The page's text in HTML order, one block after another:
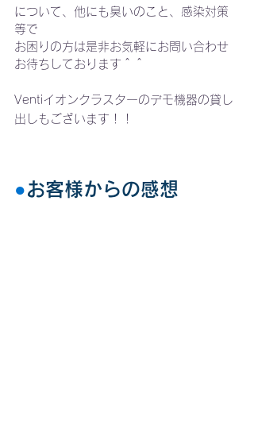
について、他にも臭いのこと、感染対策
等で
お困りの方は是非お気軽にお問い合わせ
お待ちしております＾＾
Ventiイオンクラスターのデモ機器の貸し
出しもございます！！
●お客様からの感想